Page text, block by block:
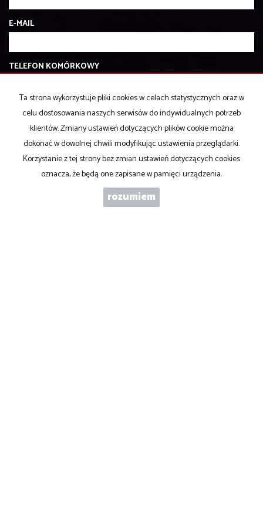
E-MAIL
TELEFON KOMÓRKOWY
KOD ZABEZPIECZAJĄCY
WIADOMOŚĆ
Ta strona wykorzystuje pliki cookies w celach statystycznych oraz w
celu dostosowania naszych serwisów do indywidualnych potrzeb
klientów. Zmiany ustawień dotyczących plików cookie można
dokonać w dowolnej chwili modyfikując ustawienia przeglądarki.
Korzystanie z tej strony bez zmian ustawień dotyczących cookies
oznacza, że będą one zapisane w pamięci urządzenia.
rozumiem